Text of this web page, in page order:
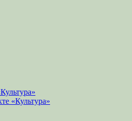
«Культура»